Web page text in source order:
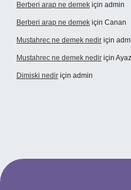
Berberi arap ne demek için admin
Berberi arap ne demek için Canan
Mustahrec ne demek nedir için
Mustahrec ne demek nedir için Ayaz
Dimiski nedir için admin
adresi